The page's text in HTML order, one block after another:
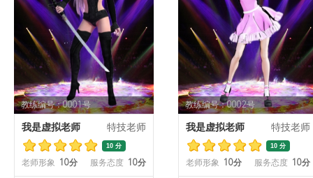
教练编号：0001号
我是虚拟老师 特技老师
10 分
老师形象 10分 服务态度 10分
教练编号：0002号
我是虚拟老师 特技老师
10 分
老师形象 10分 服务态度 10分